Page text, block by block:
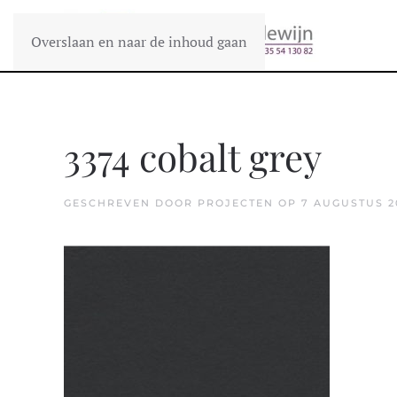
Overslaan en naar de inhoud gaan
3374 cobalt grey
GESCHREVEN DOOR PROJECTEN OP 7 AUGUSTUS